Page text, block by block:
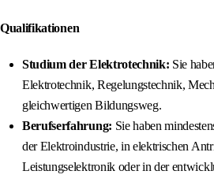
Qualifikationen
Studium der Elektrotechnik: Sie
Elektrotechnik, Regelungstechnik,
gleichwertigen Bildungsweg.
Berufserfahrung: Sie haben
der Elektroindustrie, in elektrischen
Leistungselektronik oder in der